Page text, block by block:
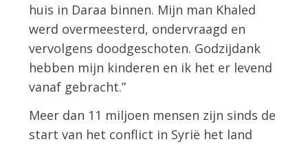
huis in Daraa binnen. Mijn man Khaled
werd overmeesterd, ondervraagd en
vervolgens doodgeschoten. Godzijdank
hebben mijn kinderen en ik het er levend
vanaf gebracht.”
Meer dan 11 miljoen mensen zijn sinds de
start van het conflict in Syrië het land